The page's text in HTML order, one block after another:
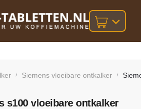
besteld,
bij orders
/ Siemens vloeibare ontkalker /
s100 vloeibare ontkalker